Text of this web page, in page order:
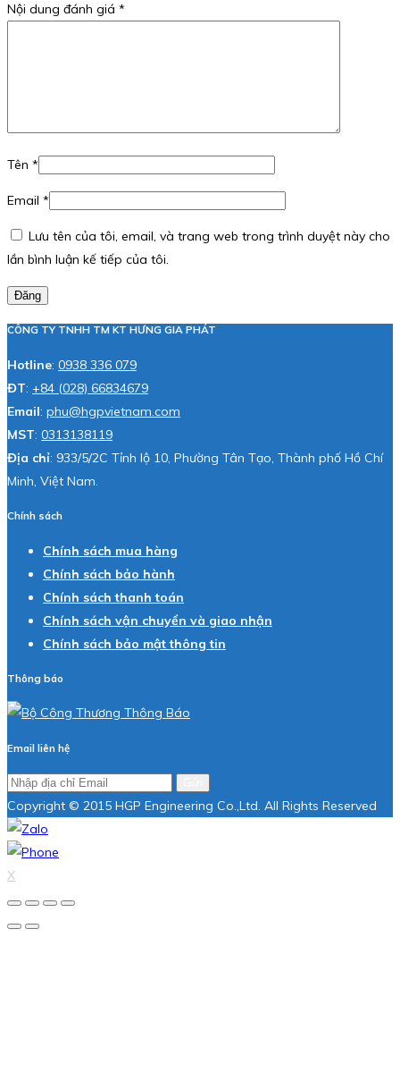
Nội dung đánh giá *
Tên *
Email *
Lưu tên của tôi, email, và trang web trong trình duyệt này cho
lần bình luận kế tiếp của tôi.
Đăng
CÔNG TY TNHH TM KT HƯNG GIA PHÁT
Hotline: 0938 336 079
ĐT: +84 (028) 66834679
Email: phu@hgpvietnam.com
MST: 0313138119
Địa chỉ: 933/5/2C Tỉnh lộ 10, Phường Tân Tạo, Thành phố Hồ Chí
Minh, Việt Nam.
Chính sách
Chính sách mua hàng
Chính sách bảo hành
Chính sách thanh toán
Chính sách vận chuyển và giao nhận
Chính sách bảo mật thông tin
Thông báo
Email liên hệ
Copyright © 2015 HGP Engineering Co.,Ltd. All Rights Reserved
X